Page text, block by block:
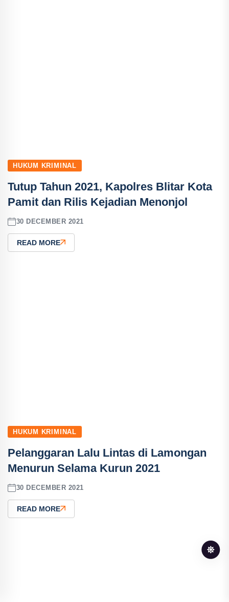
HUKUM KRIMINAL
Tutup Tahun 2021, Kapolres Blitar Kota
Pamit dan Rilis Kejadian Menonjol
30 DECEMBER 2021
READ MORE
HUKUM KRIMINAL
Pelanggaran Lalu Lintas di Lamongan
Menurun Selama Kurun 2021
30 DECEMBER 2021
READ MORE